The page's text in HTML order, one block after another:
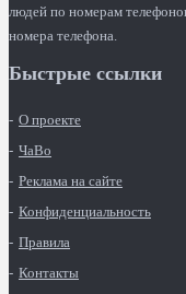
людей по номерам
номера телефона.
Быстрые ссылки
О проекте
ЧаВо
Реклама на сайте
Конфиденциальность
Правила
Контакты